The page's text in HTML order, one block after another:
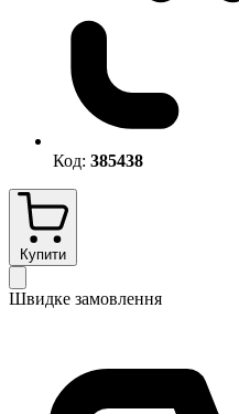
Код: 385438
Купити
Швидке замовлення